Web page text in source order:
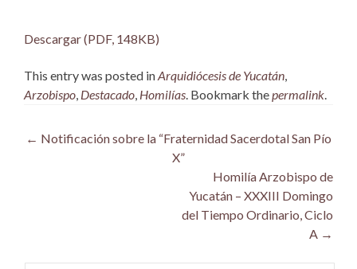
Descargar (PDF, 148KB)
This entry was posted inArquidiócesis de Yucatán
Arzobispo Destacado Homilías . Bookmark the permalink
Post
← Notificación sobre la “Fraternidad Sacerdotal San Pío
X”
Homilía Arzobispo de
Yucatán – XXXIII Domingo
del Tiempo Ordinario, Ciclo
A →